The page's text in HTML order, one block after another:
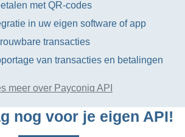
met QR-codes
in uw eigen software of app
transacties
van transacties en betalingen
meer over Payconiq API
nog voor je eigen API!